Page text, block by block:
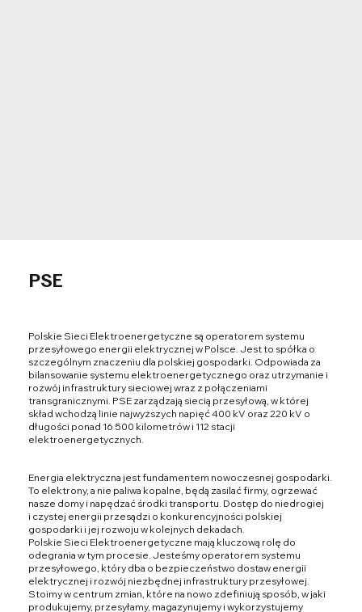
PSE
Polskie Sieci Elektroenergetyczne są operatorem systemu
przesyłowego energii elektrycznej w Polsce. Jest to spółka o
szczególnym znaczeniu dla polskiej gospodarki. Odpowiada za
bilansowanie systemu elektroenergetycznego oraz utrzymanie i
rozwój infrastruktury sieciowej wraz z połączeniami
transgranicznymi. PSE zarządzają siecią przesyłową, w której
skład wchodzą linie najwyższych napięć 400 kV oraz 220 kV o
długości ponad 16 500 kilometrów i 112 stacji
elektroenergetycznych.
Energia elektryczna jest fundamentem nowoczesnej gospodarki.
To elektrony, a nie paliwa kopalne, będą zasilać firmy, ogrzewać
nasze domy i napędzać środki transportu. Dostęp do niedrogiej
i czystej energii przesądzi o konkurencyjności polskiej
gospodarki i jej rozwoju w kolejnych dekadach.
Polskie Sieci Elektroenergetyczne mają kluczową rolę do
odegrania w tym procesie. Jesteśmy operatorem systemu
przesyłowego, który dba o bezpieczeństwo dostaw energii
elektrycznej i rozwój niezbędnej infrastruktury przesyłowej.
Stoimy w centrum zmian, które na nowo zdefiniują sposób, w jaki
produkujemy, przesyłamy, magazynujemy i wykorzystujemy